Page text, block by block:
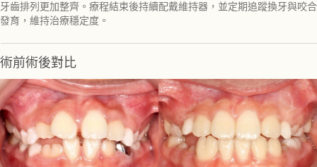
牙齒排列更加整齊。療程結束後持續配戴維持器，並定期追蹤換牙與咬合
發育，維持治療穩定度。
術前術後對比